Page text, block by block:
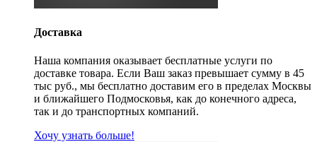
Доставка
Наша компания оказывает бесплатные услуги по
доставке товара. Если Ваш заказ превышает сумму в 45
тыс руб., мы бесплатно доставим его в пределах Москвы
и ближайшего Подмосковья, как до конечного адреса,
так и до транспортных компаний.
Хочу узнать больше!